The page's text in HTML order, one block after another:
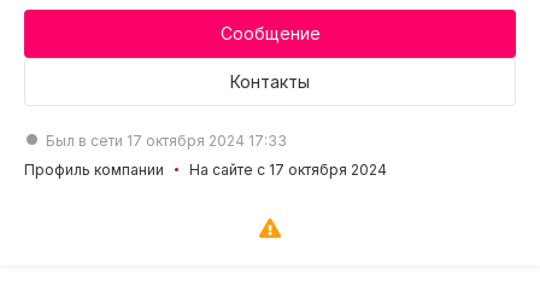
Сообщение
Контакты
Был в сети 17 октября 2024 17:33
Профиль компании
На сайте с 17 октября 2024